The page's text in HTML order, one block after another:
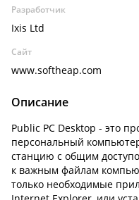
Разработчик
Ixis Ltd
Сайт
www.softheap.com
Описание
Public PC Desktop - это
персональный
станцию с общим
к важным файлам
только необходимые